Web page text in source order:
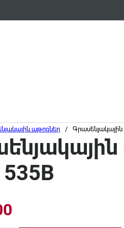
աթոռներ / Գրասենյակային